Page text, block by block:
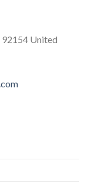
92154 United